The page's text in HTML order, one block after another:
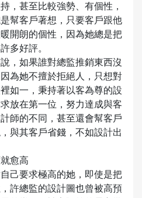
，甚至比較強勢、有個性，
幫客戶著想，只要客戶跟他
開朗的個性，因為她總是把
多好評。
，如果誰對總監推銷東西沒
為她不擅於拒絕人，只想對
如一，秉持著以客為尊的設
放在第一位，努力達成與客
師的不同，甚至還會幫客戶
與其客戶省錢，不如設計出
愈高
己要求極高的她，即使是把
許總監的設計圖也曾被高預